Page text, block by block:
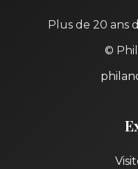
Plus de 20 ans
©